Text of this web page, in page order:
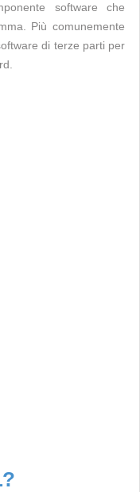
software che
Più comunemente
di terze parti per